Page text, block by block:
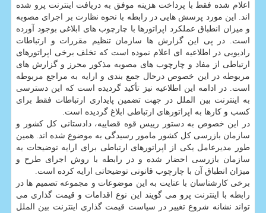
اعلام شده فقط با پرداخت هزینه موفق به دریافت اینترنت پرو شده
اند. این مورد پرسش هایی در رابطه با نحوه نظارت بر اجرای مصوبه
و میزان انطباق عملکرد اپراتورها با چارچوب های ابلاغی بوجود آورده
است. در پی این گزارش ها سازمان تنظیم مقررات و ارتباطات
رادیویی در اطلاعیه ای اعلام نموده است که تخلف برخی اپراتورهای
ارتباطی از مفاد و چارچوب های مصوبه مذکور محرز و گزارش های
مربوطه در این خصوص درحال جمع بندی و ارایه به مراجع مربوطه
است. در ادامه این اطلاعیه نیز تأکید گردیده است که این دسترسی
به اینترنت بین الملل در جهت تضمین پایداری ارتباطات فقط برای
کسب و کارها به اپراتورهای ارتباطی ابلاغ گردیده است.
در این خصوص به دستور رییس قوه قضاییه، دادستانی کل کشور و
سازمان بازرسی کل کشور مامور رسیدگی به موضوع شده اند. همین
طور مدیرعامل یکی از اپراتورهای ارتباطی برای ارایه توضیحات به
سازمان بازرسی احضار شده و در رابطه با روش اجرای طرح و
میزان انطباق آن با چارچوب قانونی توضیحاتی ارایه کرده است.
برخی کارشناسان با عنایت به این موضوعات و مجموعه تصمیم ها در
رابطه با اینترنت پرو می گویند این نوع اقدامات و قیمت گذاری می
تواند نشانه شروع تغییر در سیاست قیمت گذاری اینترنت بین الملل